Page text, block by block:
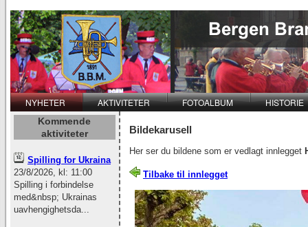
NYHETER AKTIVITETER FOTOALBUM HISTORIE
Bildekarusell
Her ser du bildene som er vedlagt innlegget
Tilbake til innlegget
Kommende
aktiviteter
Spilling for Ukraina
23/8/2026, kl: 11:00
Spilling i forbindelse
med&nbsp; Ukrainas
uavhengighetsda...